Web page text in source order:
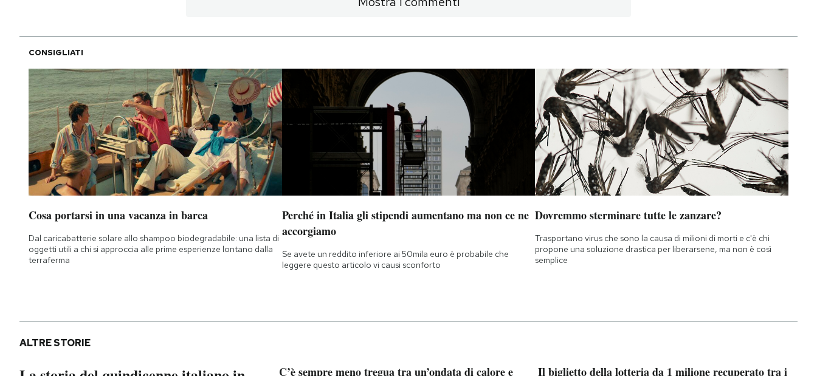
CONSIGLIATI
Cosa portarsi in una vacanza in barca
Dal caricabatterie solare allo shampoo biodegradabile: una lista di
oggetti utili a chi si approccia alle prime esperienze lontano dalla
terraferma
Perché in Italia gli stipendi aumentano ma non ce ne
accorgiamo
Se avete un reddito inferiore ai 50mila euro è probabile che
leggere questo articolo vi causi sconforto
Dovremmo sterminare tutte le zanzare?
Trasportano virus che sono la causa di milioni di morti e c'è chi
propone una soluzione drastica per liberarsene, ma non è così
semplice
ALTRE STORIE
C’è sempre meno tregua tra un’ondata di calore e Il biglietto della lotteria da 1 milione recuperato tra i